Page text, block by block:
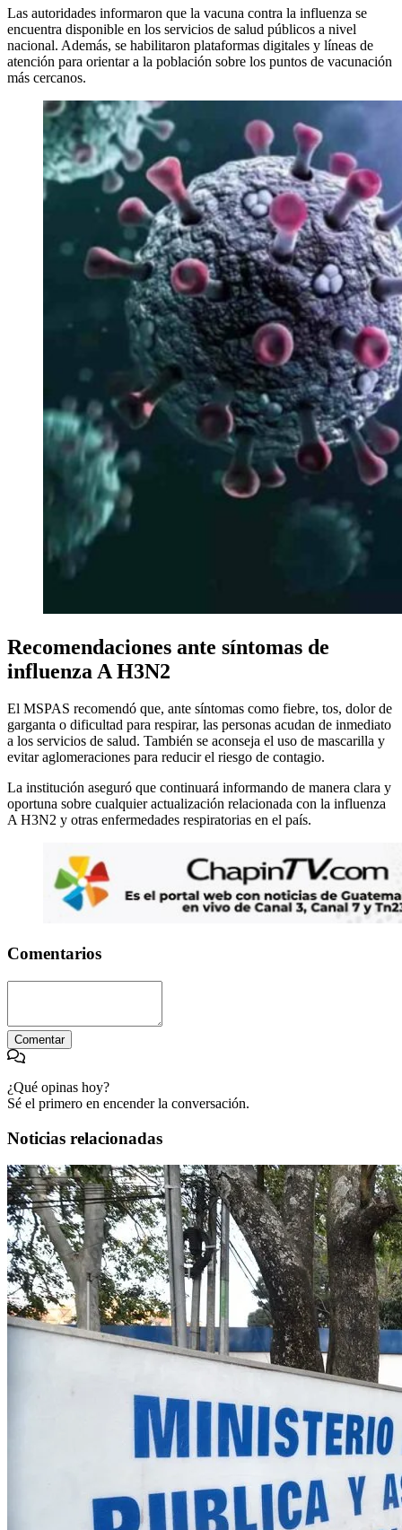
Las autoridades informaron que la vacuna contra la influenza se
encuentra disponible en los servicios de salud públicos a nivel
nacional. Además, se habilitaron plataformas digitales y líneas de
atención para orientar a la población sobre los puntos de vacunación
más cercanos.
Recomendaciones ante síntomas de
influenza A H3N2
El MSPAS recomendó que, ante síntomas como fiebre, tos, dolor de
garganta o dificultad para respirar, las personas acudan de inmediato
a los servicios de salud. También se aconseja el uso de mascarilla y
evitar aglomeraciones para reducir el riesgo de contagio.
La institución aseguró que continuará informando de manera clara y
oportuna sobre cualquier actualización relacionada con la influenza
A H3N2 y otras enfermedades respiratorias en el país.
Comentarios
Comentar
¿Qué opinas hoy?
Sé el primero en encender la conversación.
Noticias relacionadas